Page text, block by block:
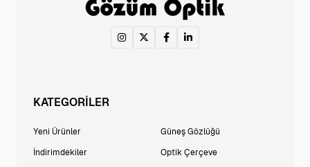
KATEGORİLER
Yeni Ürünler
İndirimdekiler
Güneş Gözlüğü
Optik Çerçeve